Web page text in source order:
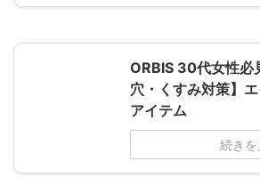
ORBIS 30代女性必
穴・くすみ対策】
アイテム
続きを